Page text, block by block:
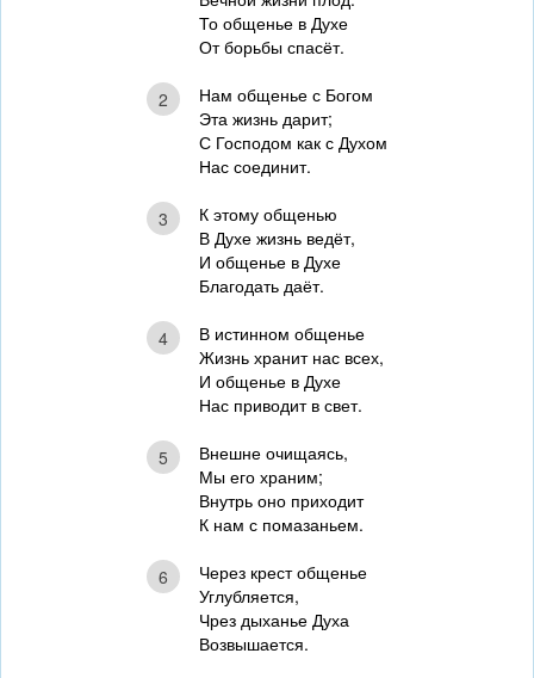
То общенье в Духе
От борьбы спасёт.
2
Нам общенье с Богом
Эта жизнь дарит;
С Господом как с Духом
Нас соединит.
3
К этому общенью
В Духе жизнь ведёт,
И общенье в Духе
Благодать даёт.
4
В истинном общенье
Жизнь хранит нас всех,
И общенье в Духе
Нас приводит в свет.
5
Внешне очищаясь,
Мы его храним;
Внутрь оно приходит
К нам с помазаньем.
6
Через крест общенье
Углубляется,
Чрез дыханье Духа
Возвышается.